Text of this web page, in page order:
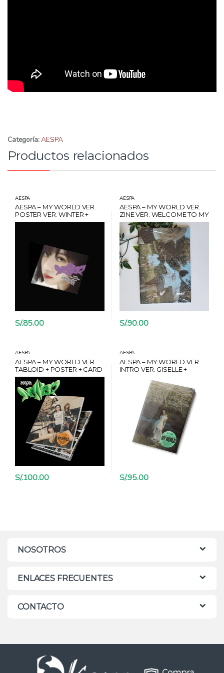
Categoría:AESPA
Productos relacionados
AESPA
AESPA – MY WORLD VER.
POSTER VER. WINTER +
POSTER + CARD HANTEO
S/.85.00
AESPA
AESPA – MY WORLD VER.
ZINE VER. WELCOME TO MY
WORLD + POSTER
S/.90.00
AESPA
AESPA – MY WORLD VER.
TABLOID + POSTER + CARD
HANTEO
S/.100.00
AESPA
AESPA – MY WORLD VER.
INTRO VER. GISELLE +
S/.95.00
NOSOTROS
ENLACES FRECUENTES
CONTACTO